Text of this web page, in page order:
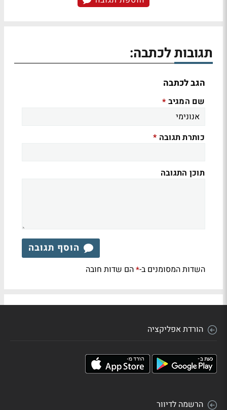
תגובות לכתבה:
הגב לכתבה
שם המגיב *
כותרת תגובה *
תוכן התגובה
הוסף תגובה
השדות המסומנים ב-*הם שדות חובה
הורדת אפליקציה
הרשמה לדיוור